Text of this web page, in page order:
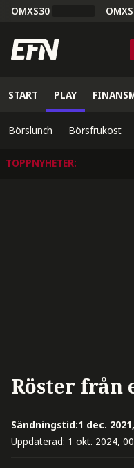
OMXS30
START PLAY
Börslunch Börsfrukost
TOPPNYHETER:
Röster från
Sändningstid:1 dec.
Uppdaterad: 1 okt. 2024,